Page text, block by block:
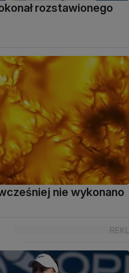
rozstawionego
nie wykonano